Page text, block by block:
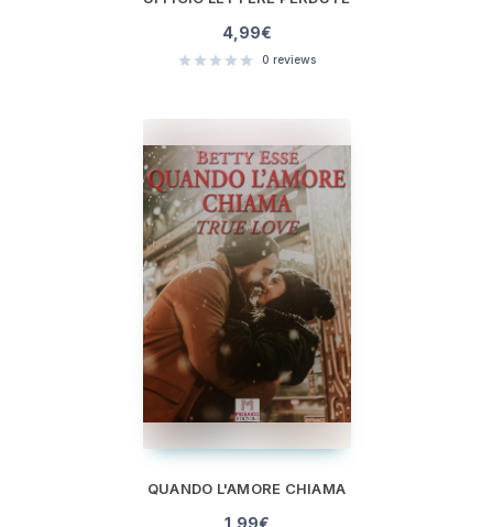
4,99€
0 reviews
QUANDO L'AMORE CHIAMA
1,99€